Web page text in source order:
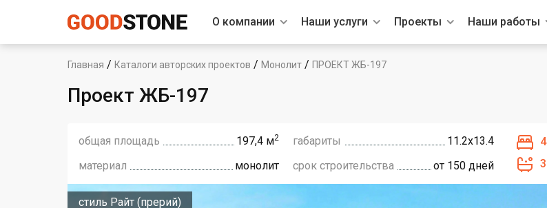
О компании Наши услуги Проекты Наши работы
Главная / Каталоги авторских проектов / Монолит / ПРОЕКТ ЖБ-197
Проект ЖБ-197
общая площадь 197,4 м2 габариты
11.2х13.4
материал
монолит срок строительства от 150 дней
4
3
стиль Райт (прерий)